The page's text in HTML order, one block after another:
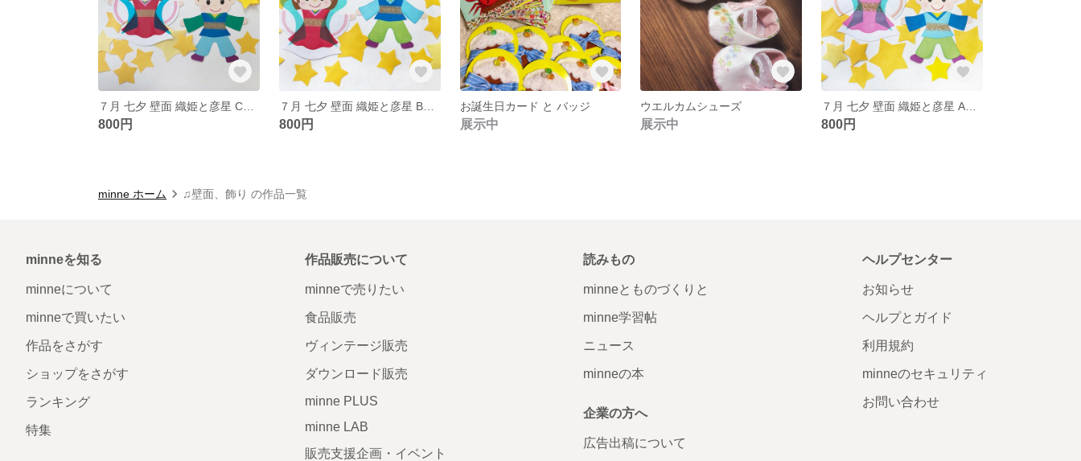
800円
７月 七夕 壁面 織姫と彦星 Bセット
800円
お誕生日カード と バッジ
展示中
ウエルカムシューズ
展示中 800円
minne ホーム ♫壁面、飾り の作品一覧
minneを知る
minneについて
minneで買いたい
作品をさがす
ショップをさがす
ランキング
特集
作品販売について
minneで売りたい
食品販売
ヴィンテージ販売
ダウンロード販売
minne PLUS
minne LAB
販売支援企画・イベント
読みもの
minneとものづくりと
minne学習帖
ニュース
minneの本
企業の方へ
広告出稿について
ヘルプセンター
お知らせ
ヘルプとガイド
利用規約
minneのセキュリティ
お問い合わせ